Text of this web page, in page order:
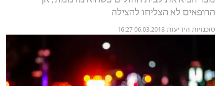
הרופאים לא הצליחו להצילה
סוכנויות הידיעות 06.03.2018 16:27